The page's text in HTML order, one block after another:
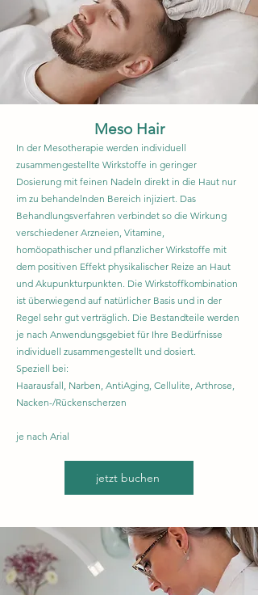
Meso Hair
In der Mesotherapie werden individuell
zusammengestellte Wirkstoffe in geringer
Dosierung mit feinen Nadeln direkt in die Haut nur
im zu behandelnden Bereich injiziert. Das
Behandlungsverfahren verbindet so die Wirkung
verschiedener Arzneien, Vitamine,
homöopathischer und pflanzlicher Wirkstoffe mit
dem positiven Effekt physikalischer Reize an Haut
und Akupunkturpunkten. Die Wirkstoffkombination
ist überwiegend auf natürlicher Basis und in der
Regel sehr gut verträglich. Die Bestandteile werden
je nach Anwendungsgebiet für Ihre Bedürfnisse
individuell zusammengestellt und dosiert.
Speziell bei:
Haarausfall, Narben, AntiAging, Cellulite, Arthrose,
Nacken-/Rückenscherzen
je nach Arial
jetzt buchen